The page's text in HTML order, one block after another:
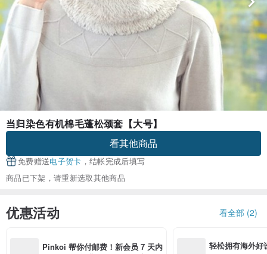
当归染色有机棉毛蓬松颈套【大号】
看其他商品
免费赠送电子贺卡 ，结帐完成后填写
商品已下架，请重新选取其他商品
优惠活动 看全部 (2)
Pinkoi 帮你付邮费！新会员 7 天内
轻松拥有海外好